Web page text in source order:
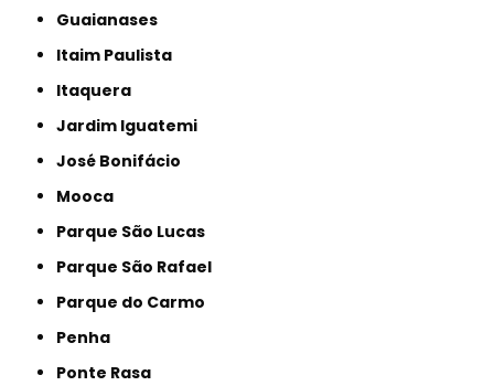
Guaianases
Itaim Paulista
Itaquera
Jardim Iguatemi
José Bonifácio
Mooca
Parque São Lucas
Parque São Rafael
Parque do Carmo
Penha
Ponte Rasa